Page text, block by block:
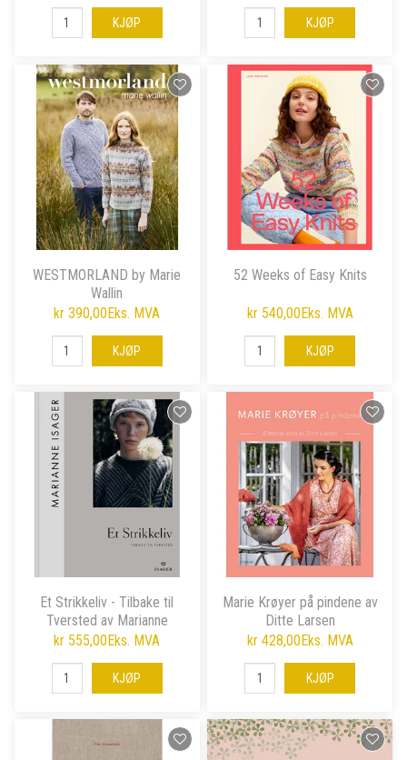
KJØP KJØP
WESTMORLAND by Marie
Wallin
kr 390,00Eks. MVA
KJØP
52 Weeks of Easy Knits
kr 540,00Eks. MVA
KJØP
Et Strikkeliv - Tilbake til
Tversted av Marianne
Isager
kr 555,00Eks. MVA
KJØP
Marie Krøyer på pindene av
Ditte Larsen
kr 428,00Eks. MVA
KJØP